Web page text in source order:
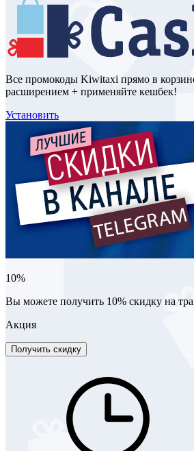
Все промокоды Kiwitaxi прямо в
расширением + применяйте кешбек!
Установить
10%
Вы можете получить 10% скидку на
Акция
Получить скидку